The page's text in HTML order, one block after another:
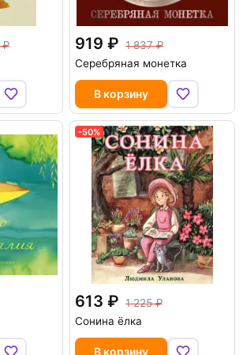
919
1 837
Серебряная монетка
В корзину
-50%
613
1 225
Сонина ёлка
В корзину